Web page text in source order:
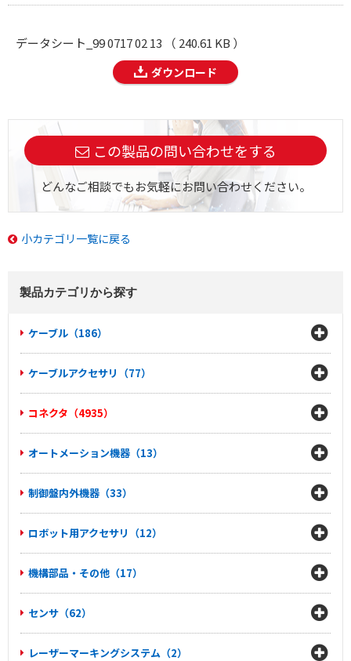
データシート_99 0717 02 13 （ 240.61 KB ）
ダウンロード
この製品の問い合わせをする
どんなご相談でもお気軽にお問い合わせください。
小カテゴリ一覧に戻る
製品カテゴリから探す
ケーブル（186）
ケーブルアクセサリ（77）
コネクタ（4935）
オートメーション機器（13）
制御盤内外機器（33）
ロボット用アクセサリ（12）
機構部品・その他（17）
センサ（62）
レーザーマーキングシステム（2）